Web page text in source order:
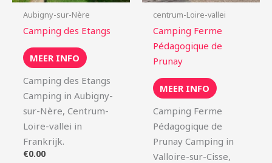
Aubigny-sur-Nère
Camping des Etangs
MEER INFO
Camping des Etangs
Camping in Aubigny-
sur-Nère, Centrum-
Loire-vallei in
Frankrijk.
€0.00
centrum-Loire-vallei
Camping Ferme
Pédagogique de
Prunay
MEER INFO
Camping Ferme
Pédagogique de
Prunay Camping in
Valloire-sur-Cisse,